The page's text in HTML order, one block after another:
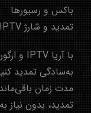
باکس و رسیورها
تمدید و شارژ IPTV
به‌سادگی تمدید
مدت زمان
تمدید، بدون نیاز